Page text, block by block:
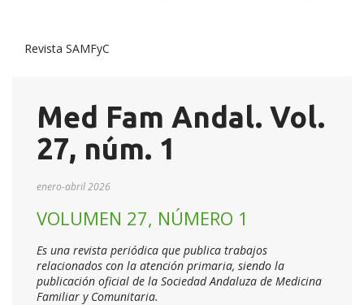
Revista SAMFyC
Med Fam Andal. Vol.
27, núm. 1
enero-abril 2026
VOLUMEN 27, NÚMERO 1
Es una revista periódica que publica trabajos
relacionados con la atención primaria, siendo la
publicación oficial de la Sociedad Andaluza de Medicina
Familiar y Comunitaria.